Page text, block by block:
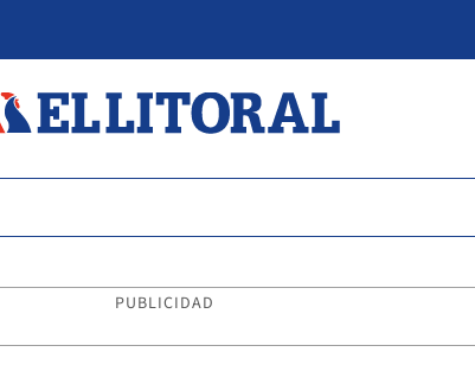
PUBLICIDAD